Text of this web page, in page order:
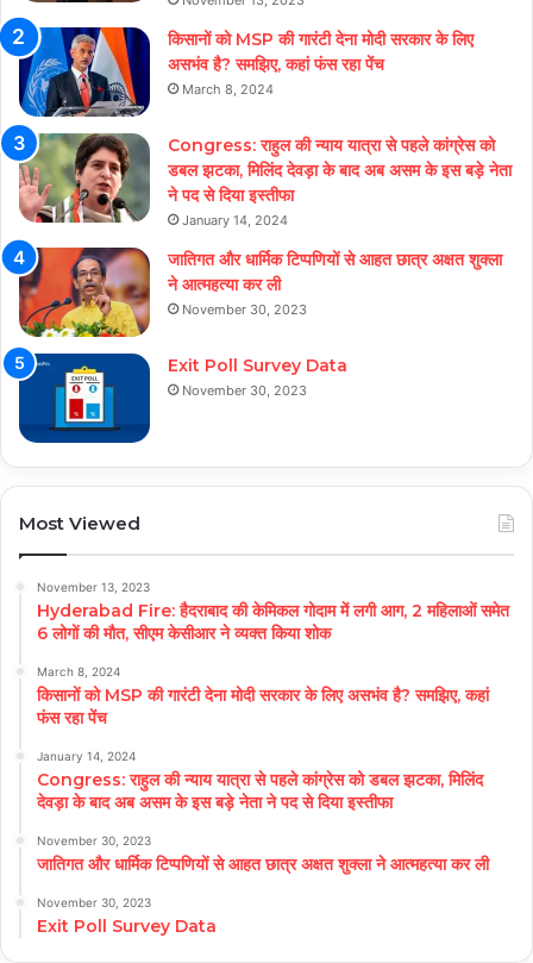
किसानों को MSP की गारंटी देना मोदी सरकार के लिए
असभंव है? समझिए, कहां फंस रहा पेंच
March 8, 2024
Congress: राहुल की न्याय यात्रा से पहले कांग्रेस को
डबल झटका, मिलिंद देवड़ा के बाद अब असम के इस बड़े नेता
ने पद से दिया इस्तीफा
January 14, 2024
जातिगत और धार्मिक टिप्पणियों से आहत छात्र अक्षत शुक्ला
ने आत्महत्या कर ली
November 30, 2023
Exit Poll Survey Data
November 30, 2023
Most Viewed
November 13, 2023
Hyderabad Fire: हैदराबाद की केमिकल गोदाम में लगी आग, 2 महिलाओं समेत
6 लोगों की मौत, सीएम केसीआर ने व्यक्त किया शोक
March 8, 2024
किसानों को MSP की गारंटी देना मोदी सरकार के लिए असभंव है? समझिए, कहां
फंस रहा पेंच
January 14, 2024
Congress: राहुल की न्याय यात्रा से पहले कांग्रेस को डबल झटका, मिलिंद
देवड़ा के बाद अब असम के इस बड़े नेता ने पद से दिया इस्तीफा
November 30, 2023
जातिगत और धार्मिक टिप्पणियों से आहत छात्र अक्षत शुक्ला ने आत्महत्या कर ली
November 30, 2023
Exit Poll Survey Data